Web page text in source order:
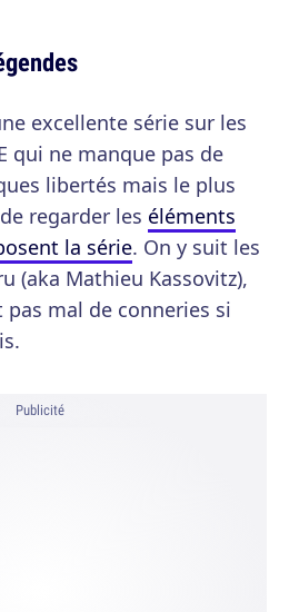
excellente série sur les
qui ne manque pas de
libertés mais le plus
regarder les éléments
la série. On y suit les
(aka Mathieu Kassovitz),
mal de conneries si
Publicité